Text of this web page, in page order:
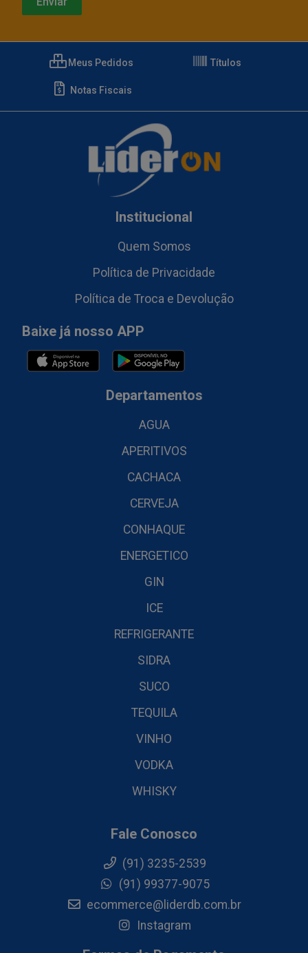
Meus Pedidos Títulos
Notas Fiscais
Institucional
Quem Somos
Política de Privacidade
Política de Troca e Devolução
Baixe já nosso APP
Departamentos
AGUA
APERITIVOS
CACHACA
CERVEJA
CONHAQUE
ENERGETICO
GIN
ICE
REFRIGERANTE
SIDRA
SUCO
TEQUILA
VINHO
VODKA
WHISKY
Fale Conosco
(91) 3235-2539
(91) 99377-9075
ecommerce@liderdb.com.br
Instagram